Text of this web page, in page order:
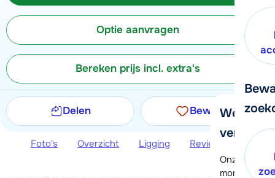
We
verder!
Onze
moment
Optie aanvragen
Bereken prijs incl. extra's
Delen Bewaren
Foto's Overzicht Ligging Reviews